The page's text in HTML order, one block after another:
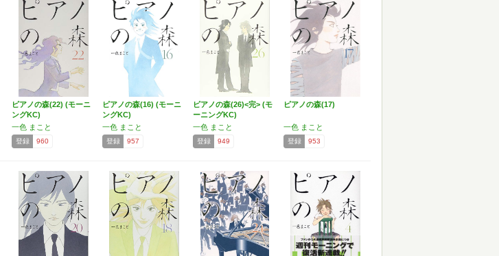
ピアノの森(22) (モーニ
ングKC)
一色 まこと
登録 960
ピアノの森(16) (モーニ
ングKC)
一色 まこと
登録 957
ピアノの森(26)<完> (モ
ーニングKC)
一色 まこと
登録 949
ピアノの森(17)
一色 まこと
登録 953